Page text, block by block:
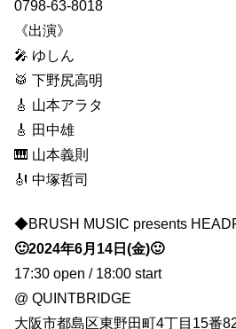
0798-63-8018
《出演》
🎤 ゆしん
🥁 下野尻高明
🎸 山本アラタ
🎸 田中雄
🎹 山本義則
🎻 中塚哲司
◆BRUSH MUSIC presents
🙂2024年6月14日(金)🙂
17:30 open / 18:00 start
@ QUINTBRIDGE
大阪市都島区東野田町4丁目15番